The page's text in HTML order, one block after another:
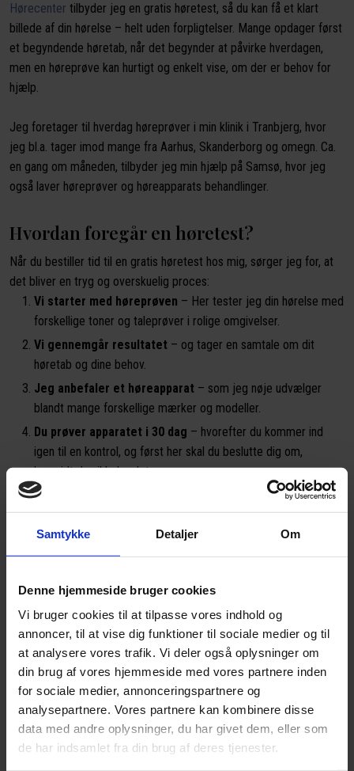
Samtykke Detaljer Om
Denne hjemmeside bruger cookies
Vi bruger cookies til at tilpasse vores indhold og
annoncer, til at vise dig funktioner til sociale medier og til
at analysere vores trafik. Vi deler også oplysninger om
din brug af vores hjemmeside med vores partnere inden
for sociale medier, annonceringspartnere og
analysepartnere. Vores partnere kan kombinere disse
data med andre oplysninger, du har givet dem, eller som
de har indsamlet fra din brug af deres tjenester.
Hørecenter tilbyder jeg en gratis høretest, så du kan få et klart
billede af din hørelse – helt uden forpligtelser. Mange opdager først
et begyndende høretab, når det begynder at påvirke hverdagen,
men en høreprøve kan hurtigt og enkelt vise, om der er behov for
hjælp.
Jeg foretager til hverdag høreprøver i min klinik i Tranbjerg, hvor
jeg bl.a. tager imod mange fra Aarhus, Skanderborg og omegn. Ca.
en gang om måneden, tilbyder jeg min hjælp på Samsø, hvor jeg
også laver høreprøver og høreapparats behandlinger.
Hvordan foregår en høretest?
Når du bestiller tid til en gratis høretest hos mig, sørger jeg for, at
det bliver en tryg og overskuelig proces:
Vi starter med høreprøven – Her tester jeg din hørelse med
forskellige toner og taleprøver i rolige omgivelser.
Vi gennemgår resultatet – og tager en samtale om dit
høretab og dine behov.
Jeg anbefaler et høreapparat – som jeg nøje udvælger
blandt mange forskellige mærker og modeller.
Du prøver apparatet i 30 dag – hvorefter du kommer ind
igen til en kontrol, og først her skal du beslutte dig om,
hvorvidt du vil købe det.
Det hele er altså gratis og uforpligtende, og du bestemmer selv, om
du vil gå videre bagefter.
Derfor skal du få lavet din høreprøve hos
Jeg tilbyder gratis høretest uden krav om køb.
Jeg giver personlig og nærværende rådgivning om blandt
andet tilskud til høreapparater.
Som uafhængig klinik kan jeg tilbyde høreapparater
forskellige mærker.
Klinikken ligger centralt i Tranbjerg, med gratis parkering lige